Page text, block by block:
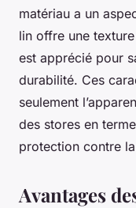
matériau a un
lin offre une
est apprécié pour
durabilité. Ces
seulement
des stores en
protection contre
Avantages